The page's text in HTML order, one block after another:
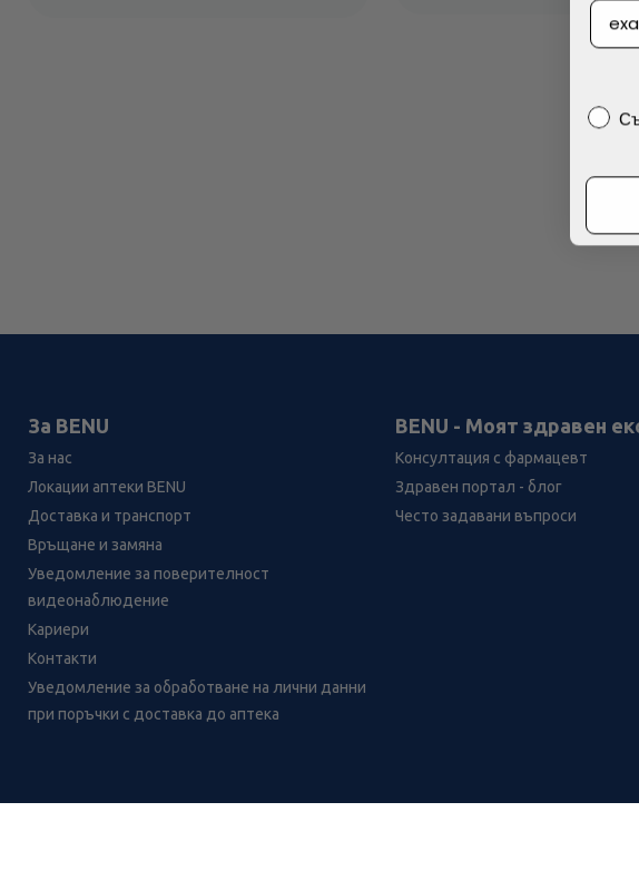
За BENU
За нас
Локации аптеки BENU
Доставка и транспорт
Връщане и замяна
Уведомление за поверителност
видеонаблюдение
Кариери
Контакти
Уведомление за обработване на лични данни
при поръчки с доставка до аптека
BENU - Моят здравен
Консултация с фармацевт
Здравен портал - блог
Често задавани въпроси
Лесно ли се ориентираш в